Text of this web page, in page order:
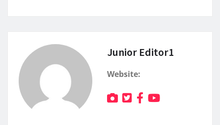
Junior Editor1
Website: